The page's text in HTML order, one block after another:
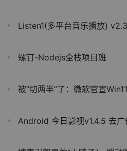
Listen1(多平台音乐播放)
螺钉-Nodejs全栈项目班
被“切两半”了：微软官宣
Android 今日影视v1.4.5 去广